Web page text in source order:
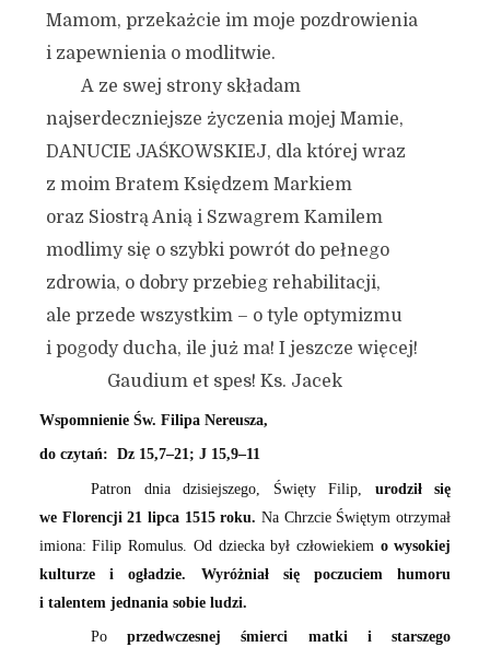
Mamom, przekażcie im moje pozdrowienia
i zapewnienia o modlitwie.
A ze swej strony składam
najserdeczniejsze życzenia mojej Mamie,
DANUCIE JAŚKOWSKIEJ, dla której wraz
z moim Bratem Księdzem Markiem
oraz Siostrą Anią i Szwagrem Kamilem
modlimy się o szybki powrót do pełnego
zdrowia, o dobry przebieg rehabilitacji,
ale przede wszystkim – o tyle optymizmu
i pogody ducha, ile już ma! I jeszcze więcej!
Gaudium et spes! Ks. Jacek
Wspomnienie Św. Filipa Nereusza,
do czytań: Dz 15,7–21; J 15,9–11
Patron dnia dzisiejszego, Święty Filip, urodził się
we Florencji 21 lipca 1515 roku. Na Chrzcie Świętym otrzymał
imiona: Filip Romulus. Od dziecka był człowiekiem o wysokiej
kulturze i ogładzie. Wyróżniał się poczuciem humoru
i talentem jednania sobie ludzi.
Poprzedwczesnej śmierci matki i starszego